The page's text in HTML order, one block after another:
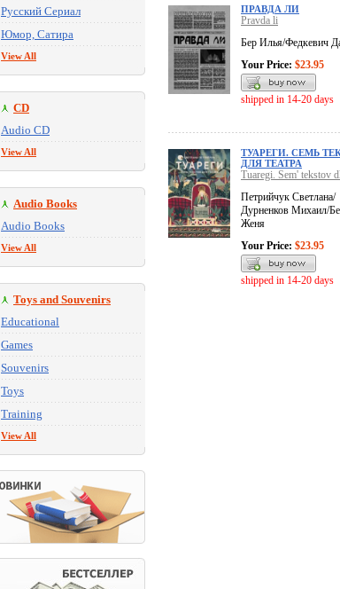
Русский Сериал
Юмор, Сатира
View All
CD
Audio CD
View All
Audio Books
Audio Books
View All
Toys and Souvenirs
Educational
Games
Souvenirs
Toys
Training
View All
ПРАВДА ЛИ
Pravda li
Бер Илья/Федкевич
Your Price: $23.95
shipped in 14-20 days
ТУАРЕГИ. СЕМЬ
ДЛЯ ТЕАТРА
Tuaregi. Sem' tekstov
Петрийчук Светлана/
Дурненков Михаил/
Женя
Your Price: $23.95
shipped in 14-20 days